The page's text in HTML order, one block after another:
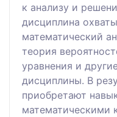
к анализу и
дисциплина
математический
теория
уравнения и
дисциплины. В
приобретают
математическими